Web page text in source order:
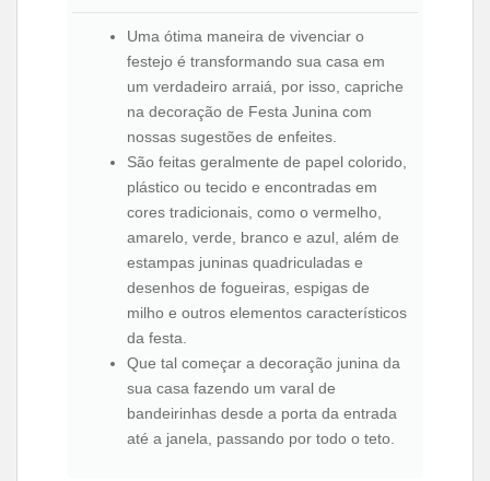
Uma ótima maneira de vivenciar o
festejo é transformando sua casa em
um verdadeiro arraiá, por isso, capriche
na decoração de Festa Junina com
nossas sugestões de enfeites.
São feitas geralmente de papel colorido,
plástico ou tecido e encontradas em
cores tradicionais, como o vermelho,
amarelo, verde, branco e azul, além de
estampas juninas quadriculadas e
desenhos de fogueiras, espigas de
milho e outros elementos característicos
da festa.
Que tal começar a decoração junina da
sua casa fazendo um varal de
bandeirinhas desde a porta da entrada
até a janela, passando por todo o teto.